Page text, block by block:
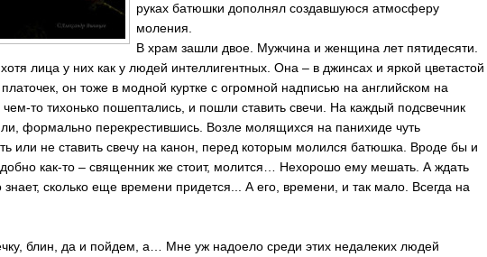
руках батюшки дополнял создавшуюся атмосферу
моления.
В храм зашли двое. Мужчина и женщина лет пятидесяти.
лица у них как у людей интеллигентных. Она – в джинсах и яркой цветастой
платочек, он тоже в модной куртке с огромной надписью на английском на
то тихонько пошептались, и пошли ставить свечи. На каждый подсвечник
формально перекрестившись. Возле молящихся на панихиде чуть
или не ставить свечу на канон, перед которым молился батюшка. Вроде бы и
как-то – священник же стоит, молится… Нехорошо ему мешать. А ждать
знает, сколько еще времени придется... А его, времени, и так мало. Всегда на
блин, да и пойдем, а… Мне уж надоело среди этих недалеких людей